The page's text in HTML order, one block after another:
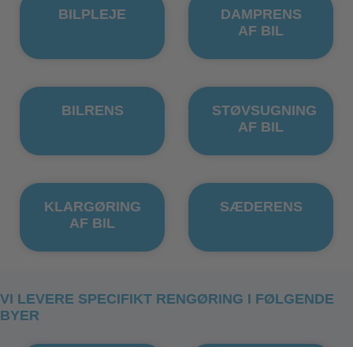
BILPLEJE
DAMPRENS
AF BIL
BILRENS
STØVSUGNING
AF BIL
KLARGØRING
AF BIL
SÆDERENS
VI LEVERE SPECIFIKT RENGØRING I FØLGENDE
BYER